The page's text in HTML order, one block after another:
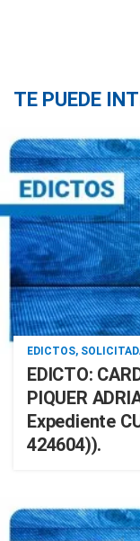
TE PUEDE
EDICTOS,
EDICTO:
PIQUER
Expediente
424604)).